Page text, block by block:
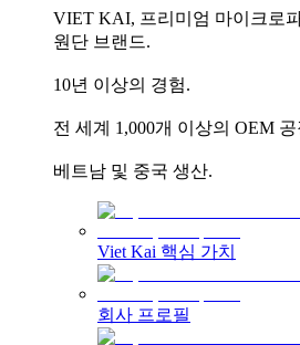
VIET KAI, 프리미엄 마이크로
원단 브랜드.
10년 이상의 경험.
전 세계 1,000개 이상의 OEM
베트남 및 중국 생산.
Viet Kai 핵심 가치
회사 프로필